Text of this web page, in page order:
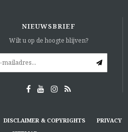
NIEUWSBRIEF
Wilt u op de hoogte blijven?
DISCLAIMER & COPYRIGHTS PRIVACY